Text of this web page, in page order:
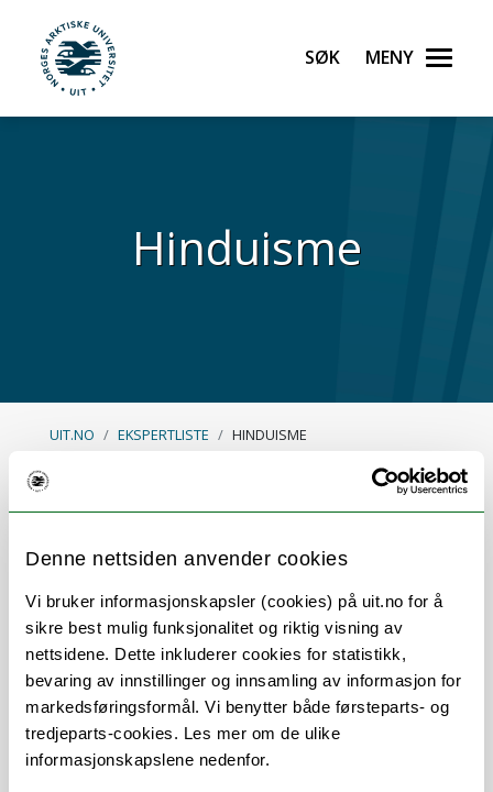
Denne nettsiden anvender cookies
Vi bruker informasjonskapsler (cookies) på uit.no for å
sikre best mulig funksjonalitet og riktig visning av
nettsidene. Dette inkluderer cookies for statistikk,
bevaring av innstillinger og innsamling av informasjon for
markedsføringsformål. Vi benytter både førsteparts- og
tredjeparts-cookies. Les mer om de ulike
informasjonskapslene nedenfor.
Gå til hovedinnhold
UiT Norges arktiske universitet
Søk Meny
Hinduisme
UIT.NO EKSPERTLISTE HINDUISME
Enhet:Institutt for arkeologi, historie og
SIV.ELLEN.KRAFT@UIT.NO
+47 77 64 43 90
Pressevakt
Tlf. +47 48 13 05 55 (SMS vil ikke bli